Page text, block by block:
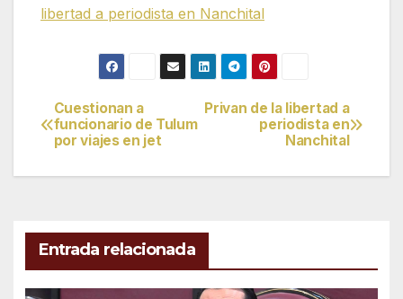
libertad a periodista en Nanchital
Navegación
de
Privan de la libertad a
periodista en
Nanchital
Cuestionan a
funcionario de Tulum
por viajes en jet
Entrada relacionada